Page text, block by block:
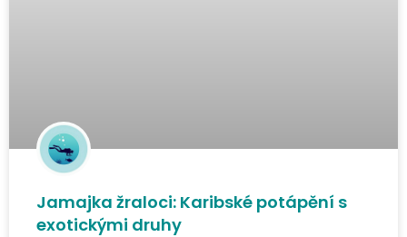
Jamajka žraloci: Karibské potápění s
exotickými druhy